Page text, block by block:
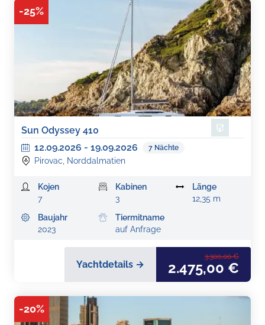
-25%
Sun Odyssey 410
12.09.2026 - 19.09.2026 7 Nächte
Pirovac, Norddalmatien
Kojen
7
Kabinen
3
Länge
12,35 m
Baujahr
2023
Tiermitname
auf Anfrage
Yachtdetails →
3.300,00 €
2.475,00 €
-20%